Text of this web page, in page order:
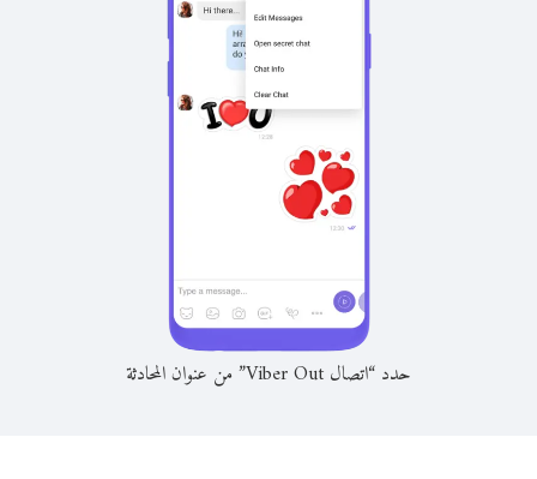
حدد “اتصال Viber Out” من عنوان المحادثة